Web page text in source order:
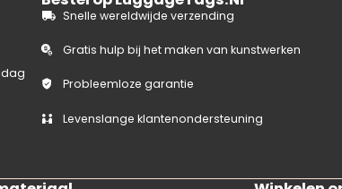
Snelle wereldwijde verzending
Gratis hulp bij het maken van kunstwerken
Probleemloze garantie
Levenslange klantenondersteuning